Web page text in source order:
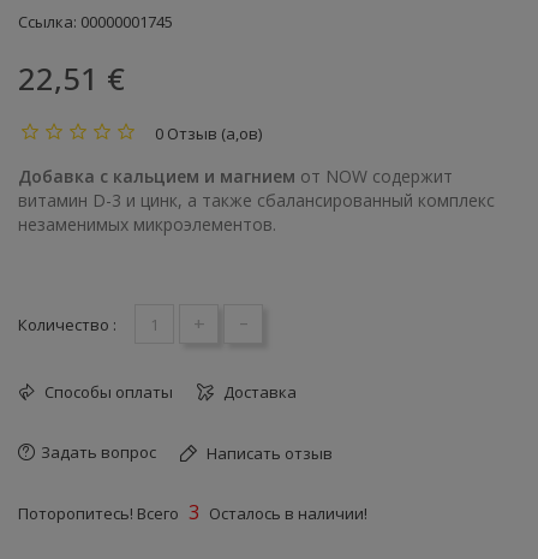
Ссылка: 00000001745
22,51 €
0 Отзыв (а,ов)
Добавка с кальцием и магнием от NOW содержит
витамин D-3 и цинк, а также сбалансированный комплекс
незаменимых микроэлементов.
Количество : + -
Способы оплаты Доставка
Задать вопрос Написать отзыв
Поторопитесь! Всего 3 Осталось в наличии!